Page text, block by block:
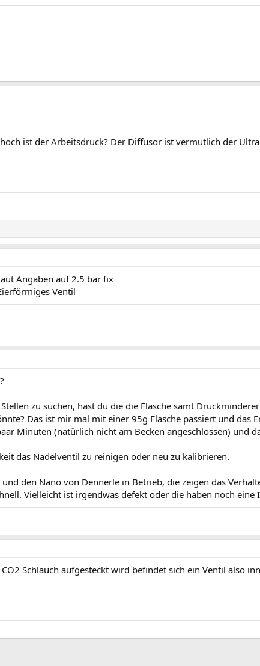
ist der Arbeitsdruck? Der Diffusor ist vermutlich der
Angaben auf 2.5 bar fix
Ventil
zu suchen, hast du die die Flasche samt
Das ist mir mal mit einer 95g Flasche passiert und das
Minuten (natürlich nicht am Becken angeschlossen) und
das Nadelventil zu reinigen oder neu zu kalibrieren.
den Nano von Dennerle in Betrieb, die zeigen das
Vielleicht ist irgendwas defekt oder die haben noch eine
Schlauch aufgesteckt wird befindet sich ein Ventil also